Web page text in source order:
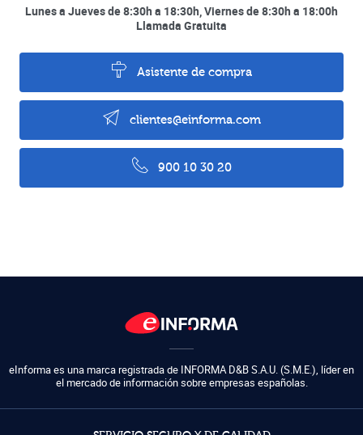
Lunes a Jueves de 8:30h a 18:30h, Viernes de 8:30h a 18:00h
Llamada Gratuita
Asistente de compra
clientes@einforma.com
900 10 30 20
eInforma es una marca registrada de INFORMA D&B S.A.U. (S.M.E.), líder en
el mercado de información sobre empresas españolas.